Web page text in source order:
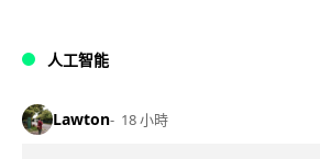
人工智能
Lawton 18 小時